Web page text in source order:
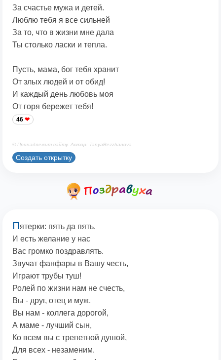
За счастье мужа и детей.
Люблю тебя я все сильней
За то, что в жизни мне дала
Ты столько ласки и тепла.
Пусть, мама, бог тебя хранит
От злых людей и от обид!
И каждый день любовь моя
От горя бережет тебя!
46
© Принадлежит сайту. Автор: TanyaBezzhanova
Создать открытку
Пятерки: пять да пять.
И есть желание у нас
Вас громко поздравлять.
Звучат фанфары в Вашу честь,
Играют трубы туш!
Ролей по жизни нам не счесть,
Вы - друг, отец и муж.
Вы нам - коллега дорогой,
А маме - лучший сын,
Ко всем вы с трепетной душой,
Для всех - незаменим.